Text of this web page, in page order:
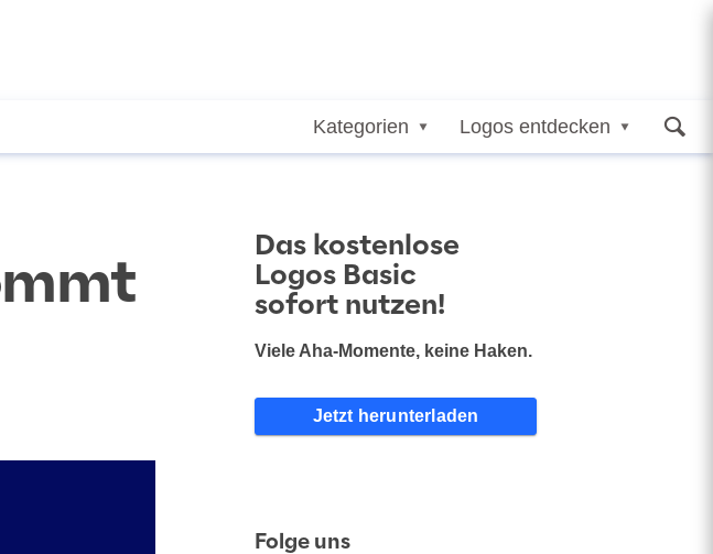
Kategorien Logos entdecken
Das kostenlose
Logos Basic
sofort nutzen!
Viele Aha-Momente, keine Haken.
Jetzt herunterladen
Folge uns